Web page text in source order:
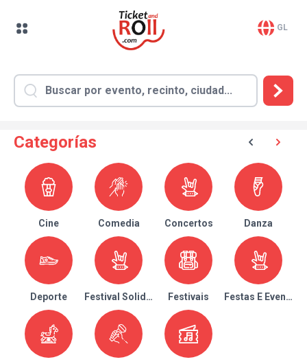
GL
Categorías
Cine Comedia Concertos Danza
Deporte Festival Solidario Festivais Festas E Eventos